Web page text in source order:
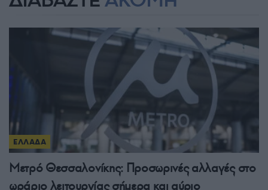
ΕΛΛΑΔΑ
Μετρό Θεσσαλονίκης: Προσωρινές αλλαγές στο
ωράριο λειτουργίας σήμερα και αύριο